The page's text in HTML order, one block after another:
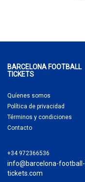
BARCELONA FOOTBALL
TICKETS
Quíenes somos
Política de privacidad
Términos y condiciones
Contacto
+34 972366536
info@barcelona-football-
tickets.com